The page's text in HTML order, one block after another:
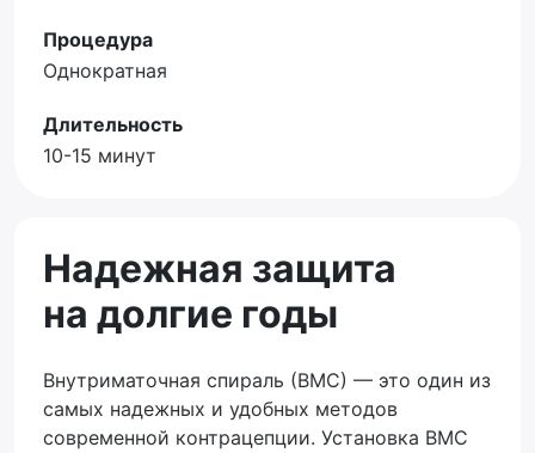
Процедура
Однократная
Длительность
10-15 минут
Надежная защита
на долгие годы
Внутриматочная спираль (ВМС) — это один из
самых надежных и удобных методов
современной контрацепции. Установка ВМС